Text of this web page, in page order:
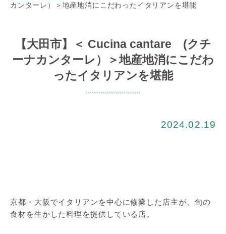
カンターレ）＞地産地消にこだわったイタリアンを堪能
【大田市】＜ Cucina cantare (クチ
ーナカンターレ）＞地産地消にこだわ
ったイタリアンを堪能
2024.02.19
京都・大阪でイタリアンを中心に修業した店主が、旬の
食材を生かした料理を提供している店。